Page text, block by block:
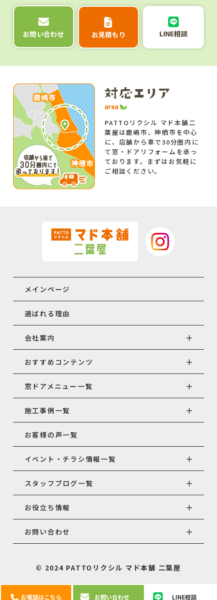
お電話はこちら お問い合わせ LINE相談
お問い合わせ お見積もり LINE相談
PATTOリクシル マド本舗二
葉屋は鹿嶋市、神栖市を中心
に、店舗から車で30分圏内に
て窓・ドアリフォームを承っ
ております。まずはお気軽に
ご相談ください。
メインページ
選ばれる理由
会社案内
おすすめコンテンツ
窓ドアメニュー一覧
施工事例一覧
お客様の声一覧
イベント・チラシ情報一覧
スタッフブログ一覧
お役立ち情報
お問い合わせ
© 2024 PATTOリクシル マド本舗 二葉屋